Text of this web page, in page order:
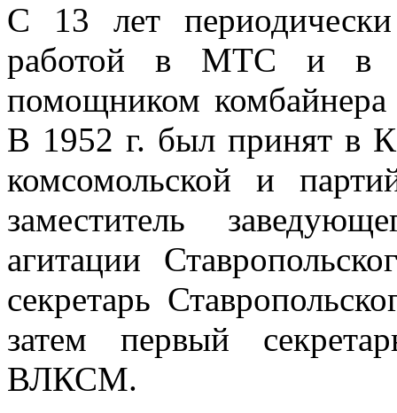
С 13 лет
работой в МТС и в
помощником
В 1952 г. был принят в
комсомольской и
заместитель
агитации
секретарь
затем первый
ВЛКСМ.